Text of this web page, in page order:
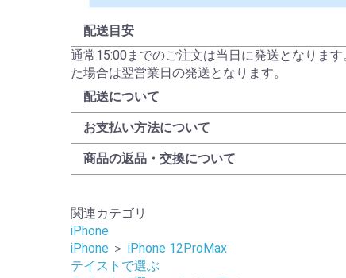
配送目安
通常15:00までのご注文は当日に発送となりま
た場合は翌営業日の発送となります。
配送について
お支払い方法について
商品の返品・交換について
関連カテゴリ
iPhone
iPhone ＞ iPhone 12ProMax
テイストで選ぶ